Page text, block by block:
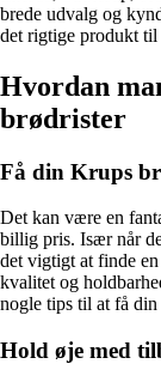
brede udvalg og
det rigtige produkt til
Hvordan
brødrister
Få din Krups
Det kan være en
billig pris. Især når
det vigtigt at finde
kvalitet og
nogle tips til at få
Hold øje med